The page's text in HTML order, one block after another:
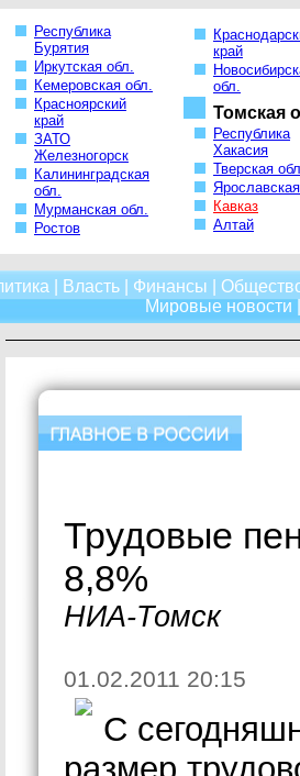
Республика
Бурятия
Иркутская обл.
Кемеровская обл.
Красноярский
край
ЗАТО
Железногорск
Калининградская
обл.
Мурманская обл.
Ростов
край
обл.
Томская
Республика
Хакасия
Тверская
Кавказ
Алтай
Власть Финансы
Мировые новости
Трудовые
8,8%
НИА-Томск
01.02.2011 20:15
С